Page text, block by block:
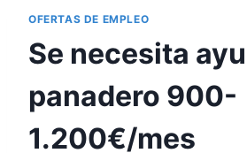
OFERTAS DE EMPLEO
Se necesita
panadero 900-
1.200€/mes